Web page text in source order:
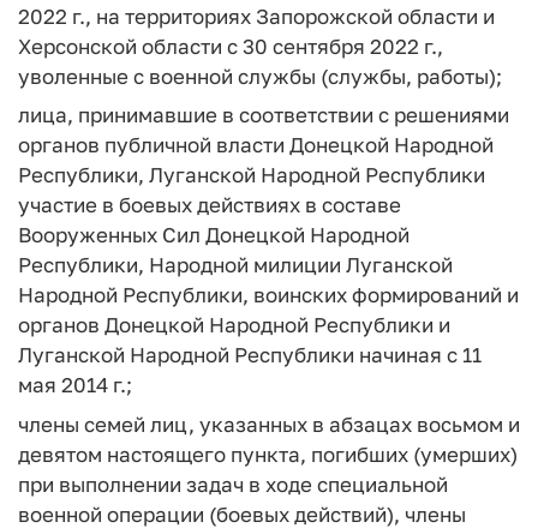
2022 г., на территориях Запорожской области и
Херсонской области с 30 сентября 2022 г.,
уволенные с военной службы (службы, работы);
лица, принимавшие в соответствии с решениями
органов публичной власти Донецкой Народной
Республики, Луганской Народной Республики
участие в боевых действиях в составе
Вооруженных Сил Донецкой Народной
Республики, Народной милиции Луганской
Народной Республики, воинских формирований и
органов Донецкой Народной Республики и
Луганской Народной Республики начиная с 11
мая 2014 г.;
члены семей лиц, указанных в абзацах восьмом и
девятом настоящего пункта, погибших (умерших)
при выполнении задач в ходе специальной
военной операции (боевых действий), члены